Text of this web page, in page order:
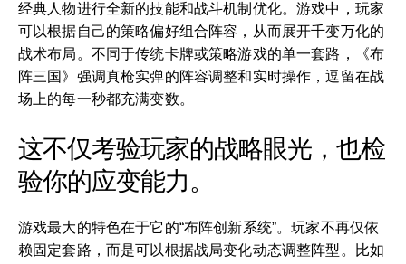
经典人物进行全新的技能和战斗机制优化。游戏中，玩家
可以根据自己的策略偏好组合阵容，从而展开千变万化的
战术布局。不同于传统卡牌或策略游戏的单一套路，《布
阵三国》强调真枪实弹的阵容调整和实时操作，逗留在战
场上的每一秒都充满变数。
这不仅考验玩家的战略眼光，也检
验你的应变能力。
游戏最大的特色在于它的“布阵创新系统”。玩家不再仅依
赖固定套路，而是可以根据战局变化动态调整阵型。比如